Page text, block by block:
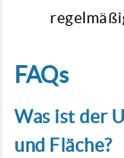
FAQs
Was ist der
und Fläche?